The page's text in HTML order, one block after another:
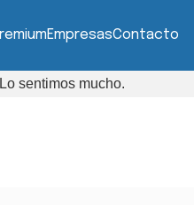
EmpresasContacto
sentimos mucho.